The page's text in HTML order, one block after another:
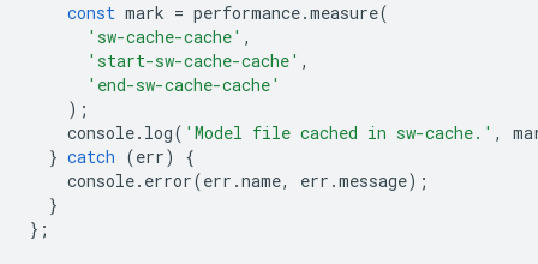
const mark = performance.measure(
'sw-cache-cache' ,
'start-sw-cache-cache' ,
'end-sw-cache-cache'
);
console. log( 'Model file cached in sw-cache.' ,
} catch (err)
{
console. error(err .name, err .message);
}
};